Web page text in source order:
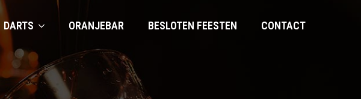
DARTS ORANJEBAR BESLOTEN FEESTEN CONTACT